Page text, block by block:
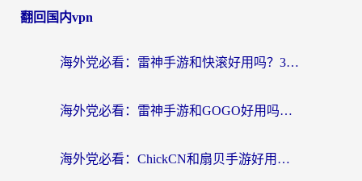
翻回国内vpn
海外党必看：雷神手游和快滚好用吗？3步选对回国加速器无缝刷国内资源
海外党必看：雷神手游和GOGO好用吗？3步选对回国加速器，无缝刷剧玩原神
海外党必看：ChickCN和扇贝手游好用吗？3步选对回国加速器无缝刷国内资源